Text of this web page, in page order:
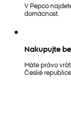
V Pepco
domácnost.
Nakupujte
Máte právo
České republice.